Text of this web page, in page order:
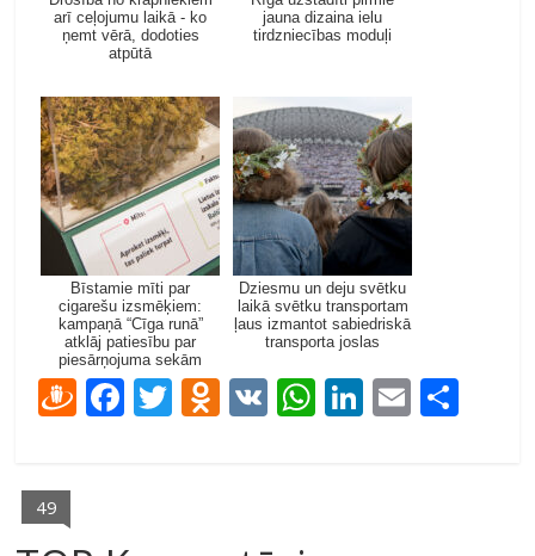
arī ceļojumu laikā - ko
ņemt vērā, dodoties
atpūtā
jauna dizaina ielu
tirdzniecības moduļi
Bīstamie mīti par
cigarešu izsmēķiem:
kampaņā “Cīga runā”
atklāj patiesību par
piesārņojuma sekām
Dziesmu un deju svētku
laikā svētku transportam
ļaus izmantot sabiedriskā
transporta joslas
D F T O V W Li E
49